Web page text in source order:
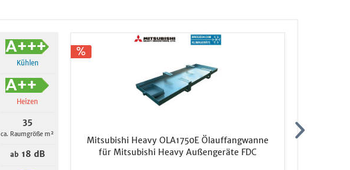
Kühlen
Heizen
35
ca. Raumgröße m²
ab18 dB
Mitsubishi Heavy OLA1750E Ölauffangwanne
für Mitsubishi Heavy Außengeräte FDC